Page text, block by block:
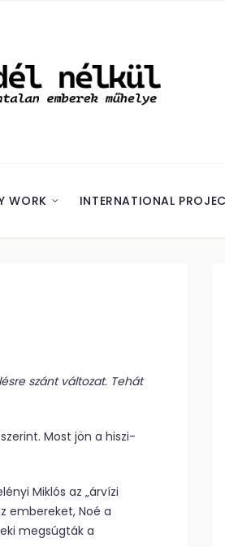
WORK INTERNATIONAL
szánt változat. Tehát
Most jön a hiszi-
Miklós az „árvízi
embereket, Noé a
megsúgták a